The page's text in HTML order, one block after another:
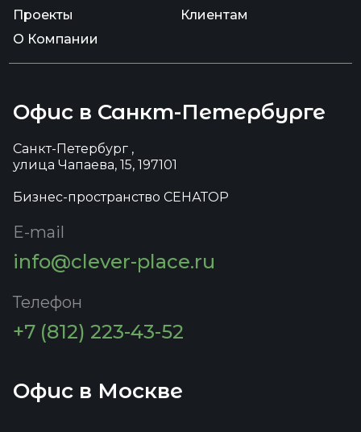
Проекты
Клиентам
О Компании
Офис в Санкт-Петербурге
Санкт-Петербург ,
улица Чапаева, 15, 197101
Бизнес-пространство СЕНАТОР
E-mail
info@clever-place.ru
Телефон
+7 (812) 223-43-52
Офис в Москве